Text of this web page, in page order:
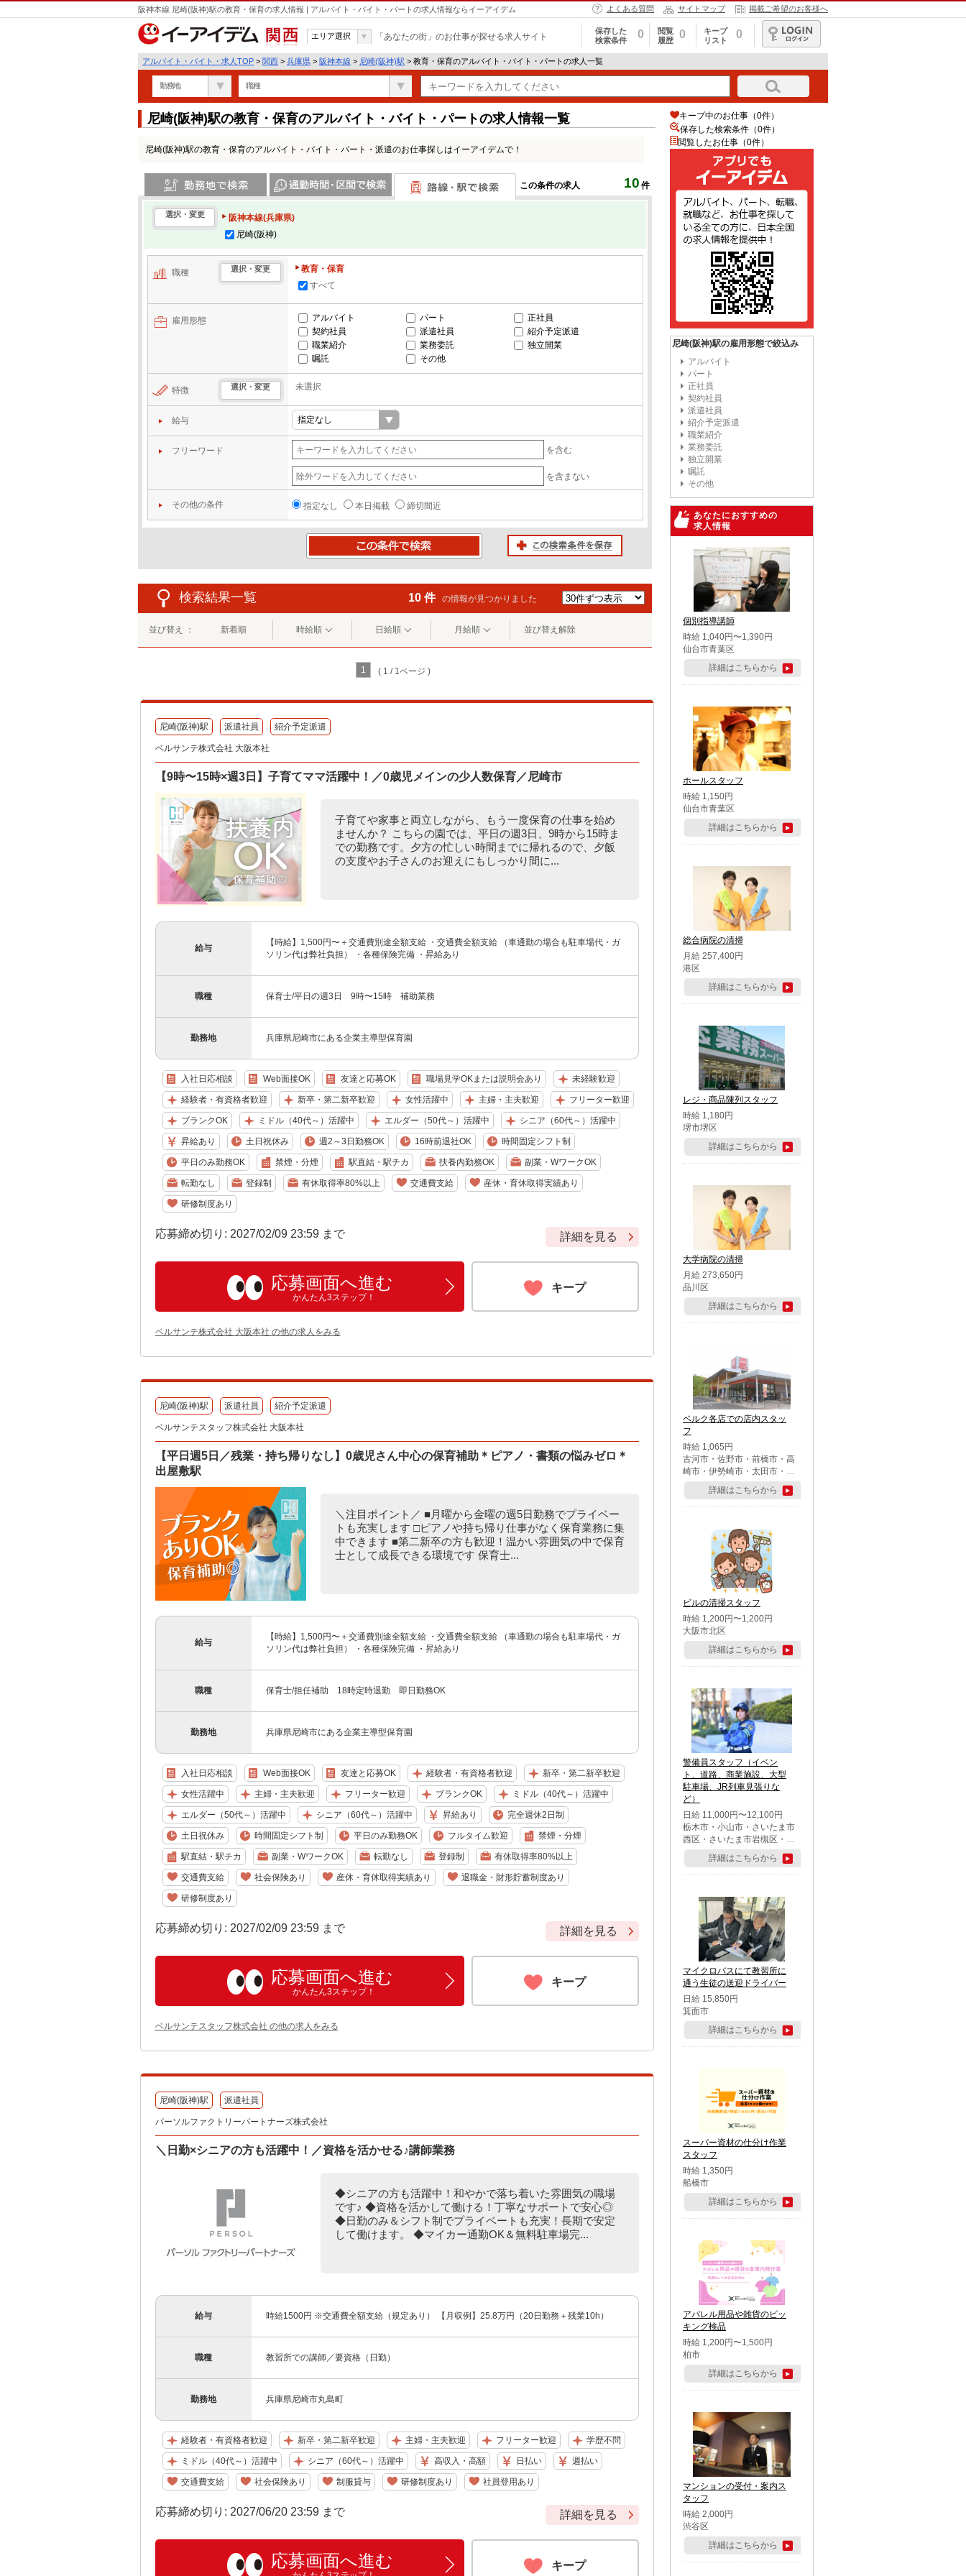
阪神本線 尼崎(阪神)駅の教育・保育の求人情報 | アルバイト・バイト・パートの求人情報ならイーアイデム よくある質問 サイトマップ 掲載ご希望のお客様へ
関西
エリア選択 「あなたの街」のお仕事が探せる求人サイト
保存した
検索条件
0
閲覧
履歴
0
キープ
リスト
0
ログイン
アルバイト・バイト・求人TOP > 関西 > 兵庫県 > 阪神本線 > 尼崎(阪神)駅 > 教育・保育のアルバイト・バイト・パートの求人一覧
勤務地 職種
尼崎(阪神)駅の教育・保育のアルバイト・バイト・パートの求人情報一覧
尼崎(阪神)駅の教育・保育のアルバイト・バイト・パート・派遣のお仕事探しはイーアイデムで！
この条件の求人 10 件
選択・変更
阪神本線(兵庫県)
尼崎(阪神)
職種 選択・変更
教育・保育
すべて
雇用形態 アルバイト パート
正社員
契約社員
派遣社員
紹介予定派遣
職業紹介
業務委託
独立開業
嘱託
その他
特徴 選択・変更 未選択
給与
フリーワード を含む
を含まない
その他の条件 指定なし 本日掲載 締切間近
検索結果一覧 10 件 の情報が見つかりました
並び替え ： 新着順 時給順 日給順 月給順 並び替え解除
1 ( 1 / 1ページ )
尼崎(阪神)駅 派遣社員 紹介予定派遣
ベルサンテ株式会社 大阪本社
【9時〜15時×週3日】子育てママ活躍中！／0歳児メインの少人数保育／尼崎市
子育てや家事と両立しながら、もう一度保育の仕事を始め
ませんか？ こちらの園では、平日の週3日、9時から15時ま
での勤務です。夕方の忙しい時間までに帰れるので、夕飯
の支度やお子さんのお迎えにもしっかり間に...
給与
【時給】1,500円〜＋交通費別途全額支給 ・交通費全額支給 （車通勤の場合も駐車場代・ガ
ソリン代は弊社負担） ・各種保険完備 ・昇給あり
職種 保育士/平日の週3日 9時〜15時 補助業務
勤務地 兵庫県尼崎市にある企業主導型保育園
入社日応相談 Web面接OK 友達と応募OK 職場見学OKまたは説明会あり 未経験歓迎
経験者・有資格者歓迎 新卒・第二新卒歓迎 女性活躍中 主婦・主夫歓迎 フリーター歓迎
ブランクOK ミドル（40代～）活躍中 エルダー（50代～）活躍中 シニア（60代～）活躍中
昇給あり 土日祝休み 週2～3日勤務OK 16時前退社OK 時間固定シフト制
平日のみ勤務OK 禁煙・分煙 駅直結・駅チカ 扶養内勤務OK 副業・WワークOK
転勤なし 登録制 有休取得率80%以上 交通費支給 産休・育休取得実績あり
研修制度あり
応募締め切り: 2027/02/09 23:59 まで 詳細を見る
応募画面へ進む
かんたん3ステップ！
キープ
ベルサンテ株式会社 大阪本社 の他の求人をみる
尼崎(阪神)駅 派遣社員 紹介予定派遣
ベルサンテスタッフ株式会社 大阪本社
【平日週5日／残業・持ち帰りなし】0歳児さん中心の保育補助＊ピアノ・書類の悩みゼロ＊
出屋敷駅
＼注目ポイント／ ■月曜から金曜の週5日勤務でプライベー
トも充実します □ピアノや持ち帰り仕事がなく保育業務に集
中できます ■第二新卒の方も歓迎！温かい雰囲気の中で保育
士として成長できる環境です 保育士...
給与
【時給】1,500円〜＋交通費別途全額支給 ・交通費全額支給 （車通勤の場合も駐車場代・ガ
ソリン代は弊社負担） ・各種保険完備 ・昇給あり
職種 保育士/担任補助 18時定時退勤 即日勤務OK
勤務地 兵庫県尼崎市にある企業主導型保育園
入社日応相談 Web面接OK 友達と応募OK 経験者・有資格者歓迎 新卒・第二新卒歓迎
女性活躍中 主婦・主夫歓迎 フリーター歓迎 ブランクOK ミドル（40代～）活躍中
エルダー（50代～）活躍中 シニア（60代～）活躍中 昇給あり 完全週休2日制
土日祝休み 時間固定シフト制 平日のみ勤務OK フルタイム歓迎 禁煙・分煙
駅直結・駅チカ 副業・WワークOK 転勤なし 登録制 有休取得率80%以上
交通費支給 社会保険あり 産休・育休取得実績あり 退職金・財形貯蓄制度あり
研修制度あり
応募締め切り: 2027/02/09 23:59 まで 詳細を見る
応募画面へ進む
かんたん3ステップ！
キープ
ベルサンテスタッフ株式会社 の他の求人をみる
尼崎(阪神)駅 派遣社員
パーソルファクトリーパートナーズ株式会社
＼日勤×シニアの方も活躍中！／資格を活かせる♪講師業務
◆シニアの方も活躍中！和やかで落ち着いた雰囲気の職場
です♪ ◆資格を活かして働ける！丁寧なサポートで安心◎
◆日勤のみ＆シフト制でプライベートも充実！長期で安定
して働けます。 ◆マイカー通勤OK＆無料駐車場完...
給与 時給1500円 ※交通費全額支給（規定あり） 【月収例】25.8万円（20日勤務＋残業10h）
職種 教習所での講師／要資格（日勤）
勤務地 兵庫県尼崎市丸島町
経験者・有資格者歓迎 新卒・第二新卒歓迎 主婦・主夫歓迎 フリーター歓迎 学歴不問
ミドル（40代～）活躍中 シニア（60代～）活躍中 高収入・高額 日払い 週払い
交通費支給 社会保険あり 制服貸与 研修制度あり 社員登用あり
応募締め切り: 2027/06/20 23:59 まで 詳細を見る
応募画面へ進む キープ
キープ中のお仕事（0件）
保存した検索条件（0件）
閲覧したお仕事（0件）
尼崎(阪神)駅の雇用形態で絞込み
アルバイト
パート
正社員
契約社員
派遣社員
紹介予定派遣
職業紹介
業務委託
独立開業
嘱託
その他
あなたにおすすめの
求人情報
個別指導講師
時給 1,040円〜1,390円
仙台市青葉区
詳細はこちらから
ホールスタッフ
時給 1,150円
仙台市青葉区
詳細はこちらから
総合病院の清掃
月給 257,400円
港区
詳細はこちらから
レジ・商品陳列スタッフ
時給 1,180円
堺市堺区
詳細はこちらから
大学病院の清掃
月給 273,650円
品川区
詳細はこちらから
ベルク各店での店内スタッ
フ
時給 1,065円
古河市・佐野市・前橋市・高
崎市・伊勢崎市・太田市・館
林市・藤岡市・大泉町・さい
たま市北区・川越市・熊谷
市・行田市・秩父市・所沢
市・鶴ケ島市・千葉市中央
区・市川市・松戸市・習志野
市・柏市・流山市・八千代
市・足立区・江戸川区・八王
子市・町田市
詳細はこちらから
ビルの清掃スタッフ
時給 1,200円〜1,200円
大阪市北区
詳細はこちらから
警備員スタッフ（イベン
ト、道路、商業施設、大型
駐車場、JR列車見張りな
ど）
日給 11,000円〜12,100円
栃木市・小山市・さいたま市
西区・さいたま市岩槻区・久
喜市・蓮田市
詳細はこちらから
マイクロバスにて教習所に
通う生徒の送迎ドライバー
日給 15,850円
箕面市
詳細はこちらから
スーパー資材の仕分け作業
スタッフ
時給 1,350円
船橋市
詳細はこちらから
アパレル用品や雑貨のピッ
キング検品
時給 1,200円〜1,500円
柏市
詳細はこちらから
マンションの受付・案内ス
タッフ
時給 2,000円
渋谷区
詳細はこちらから